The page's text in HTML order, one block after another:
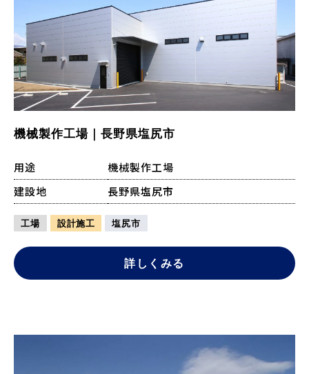
機械製作工場｜長野県塩尻市
用途
機械製作工場
建設地
長野県塩尻市
工場 設計施工 塩尻市
詳しくみる